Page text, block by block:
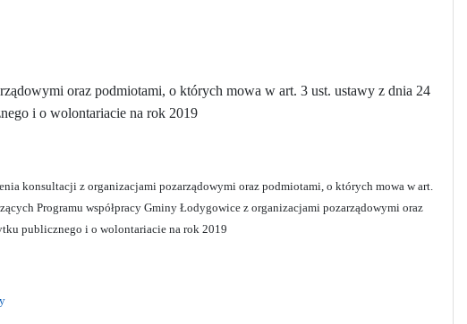
oraz podmiotami, o których mowa w art. 3 ust. ustawy z dnia 24
i o wolontariacie na rok 2019
konsultacji z organizacjami pozarządowymi oraz podmiotami, o których mowa w art.
Programu współpracy Gminy Łodygowice z organizacjami pozarządowymi oraz
publicznego i o wolontariacie na rok 2019